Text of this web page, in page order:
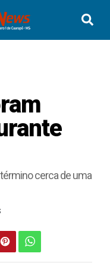
cerca de uma